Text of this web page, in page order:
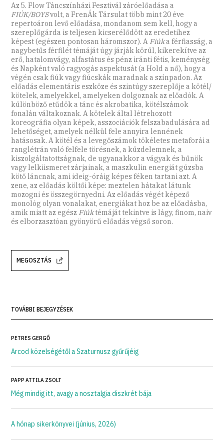
Az 5. Flow Táncszínházi Fesztivál záróelőadása a
FIÚK/BOYSvolt, a FrenÁk Társulat több mint 20 éve
repertoáron levő előadása, mondanom sem kell, hogy a
szereplőgárda is teljesen kicserélődött az eredetihez
képest (egészen pontosan háromszor). A Fiúka férfiasság, a
nagybetűs férfilét témáját úgy járják körül, kikerekítve az
erő, hatalomvágy, alfastátus és pénz iránti fétis, keménység
és Napként való ragyogás aspektusát (a Hold a nő), hogy a
végén csak fiúk vagy fiúcskák maradnak a színpadon. Az
előadás elementáris eszköze és szintúgy szereplője a kötél/
kötelek, amelyekkel, amelyeken dolgoznak az előadók. A
különböző etűdök a tánc és akrobatika, kötélszámok
fonalán váltakoznak. A kötelek által létrehozott
koreográfia olyan képek, asszociációk felszabadulására ad
lehetőséget, amelyek nélkül fele annyira lennének
hatásosak. A kötél és a levegőszámok tökéletes metaforái a
ranglétrán való felfele törésnek, a küzdelemnek, a
kiszolgáltatottságnak, de ugyanakkor a vágyak és bűnök
vagy lelkiismeret zárjainak, a maszkulin energiát gúzsba
kötő láncnak, ami ideig-óráig képes féken tartani azt. A
zene, az előadás költői képe: meztelen hátakat látunk
mozogni és összegörnyedni. Az előadás végét képező
monológ olyan vonalakat, energiákat hoz be az előadásba,
amik miatt az egész Fiúktémáját tekintve is lágy, finom, naiv
és elborzasztóan gyönyörű előadás végső soron.
MEGOSZTÁS
TOVÁBBI BEJEGYZÉSEK
PETRES GERGŐ
Arcod közelségétől a Szaturnusz gyűrűjéig
PAPP ATTILA ZSOLT
Még mindig itt, avagy a nosztalgia diszkrét bája
A hónap sikerkönyvei (június, 2026)